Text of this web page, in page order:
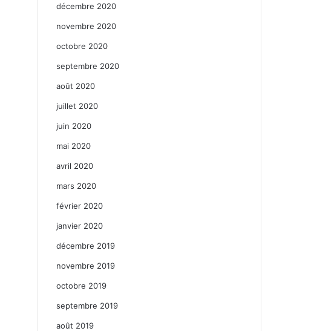
décembre 2020
novembre 2020
octobre 2020
septembre 2020
août 2020
juillet 2020
juin 2020
mai 2020
avril 2020
mars 2020
février 2020
janvier 2020
décembre 2019
novembre 2019
octobre 2019
septembre 2019
août 2019